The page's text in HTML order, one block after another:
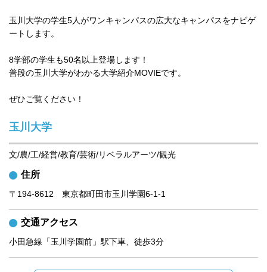
玉川大学の学生5人がワンキャンパスの広大なキャンパスをナビゲ
ートします。
8学部の学生も50名以上登場します！
普段の玉川大学がわかる大学紹介MOVIEです。
ぜひご覧ください！
玉川大学
文/農/工/経営/教育/芸術/リベラルアーツ/観光
住所
〒194-8612　東京都町田市玉川学園6-1-1
交通アクセス
小田急線「玉川学園前」駅下車、徒歩3分